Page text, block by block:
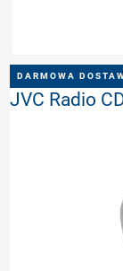
JVC Radio
DARMOWA